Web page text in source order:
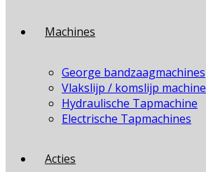
Machines
George bandzaagmachines
Vlakslijp / komslijp machine
Hydraulische Tapmachine
Electrische Tapmachines
Acties